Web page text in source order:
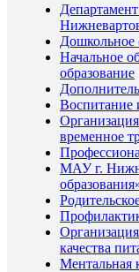
Дошкольное
Начальное
образование
Воспитание
временное
МАУ г.
качества
Ментальная